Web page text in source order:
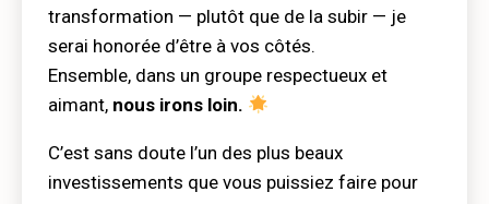
transformation — plutôt que de la subir — je
serai honorée d’être à vos côtés.
Ensemble, dans un groupe respectueux et
aimant, nous irons loin.
C’est sans doute l’un des plus beaux
investissements que vous puissiez faire pour